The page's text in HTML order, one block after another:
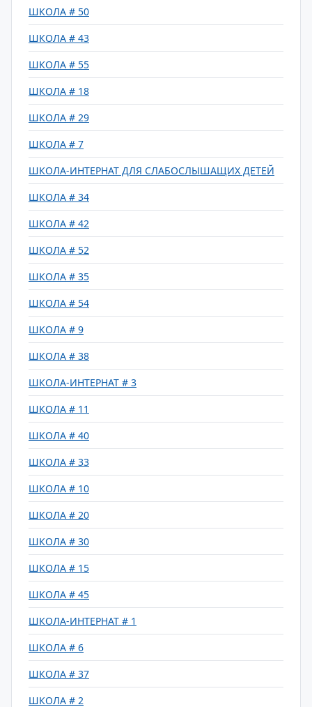
ШКОЛА # 50
ШКОЛА # 43
ШКОЛА # 55
ШКОЛА # 18
ШКОЛА # 29
ШКОЛА # 7
ШКОЛА-ИНТЕРНАТ ДЛЯ СЛАБОСЛЫШАЩИХ ДЕТЕЙ
ШКОЛА # 34
ШКОЛА # 42
ШКОЛА # 52
ШКОЛА # 35
ШКОЛА # 54
ШКОЛА # 9
ШКОЛА # 38
ШКОЛА-ИНТЕРНАТ # 3
ШКОЛА # 11
ШКОЛА # 40
ШКОЛА # 33
ШКОЛА # 10
ШКОЛА # 20
ШКОЛА # 30
ШКОЛА # 15
ШКОЛА # 45
ШКОЛА-ИНТЕРНАТ # 1
ШКОЛА # 6
ШКОЛА # 37
ШКОЛА # 2